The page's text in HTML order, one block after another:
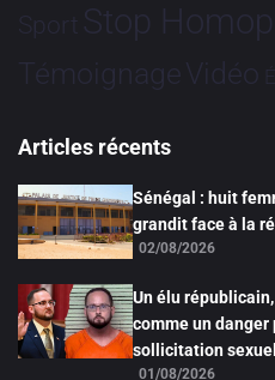
Sport Stop
TémoignageVidéo
Articles récents
Sénégal : huit
grandit face à la
02/08/2026
Un élu
comme un
sollicitation
01/08/2026